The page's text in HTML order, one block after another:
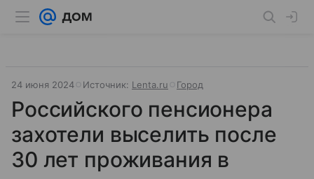
24 июня 2024 Источник: Lenta.ru Город
Российского пенсионера
захотели выселить после
30 лет проживания в